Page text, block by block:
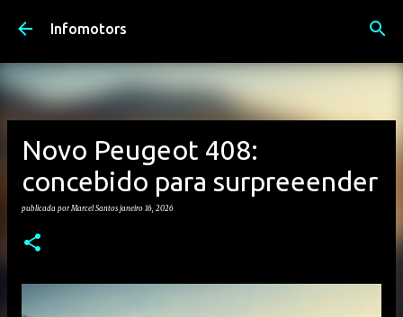
Avançar para o conteúdo principal
Infomotors
Novo Peugeot 408:
concebido para surpreeender
publicada porMarcel Santos janeiro 16, 2026